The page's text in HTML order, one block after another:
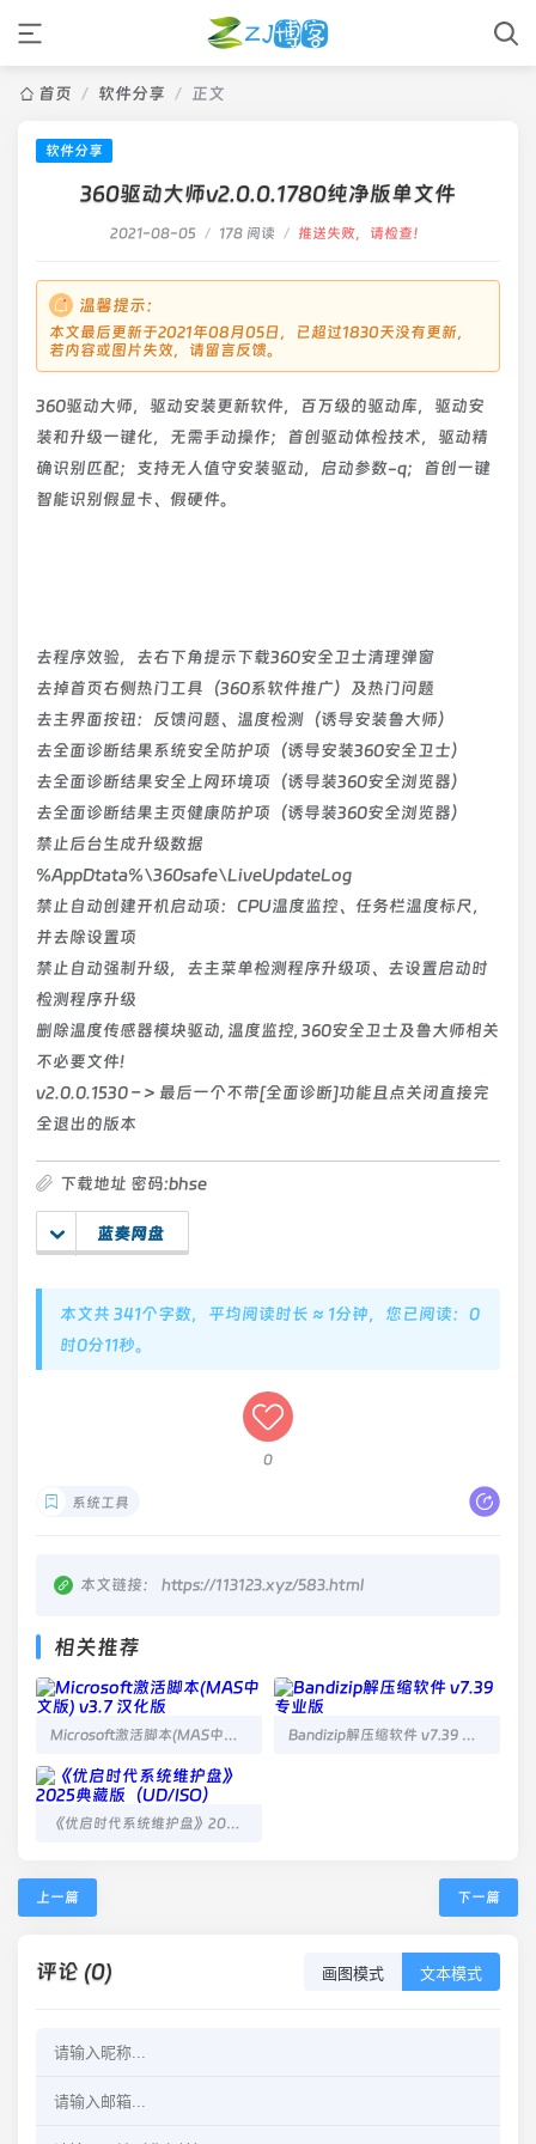
首页 / 软件分享 / 正文
软件分享
360驱动大师v2.0.0.1780纯净版单文件
2021-08-05 / 178 阅读 / 推送失败，请检查！
温馨提示：
本文最后更新于2021年08月05日，已超过1830天没有更新，
若内容或图片失效，请留言反馈。
360驱动大师，驱动安装更新软件，百万级的驱动库，驱动安
装和升级一键化，无需手动操作；首创驱动体检技术，驱动精
确识别匹配；支持无人值守安装驱动，启动参数-q；首创一键
智能识别假显卡、假硬件。
去程序效验，去右下角提示下载360安全卫士清理弹窗
去掉首页右侧热门工具（360系软件推广）及热门问题
去主界面按钮：反馈问题、温度检测（诱导安装鲁大师）
去全面诊断结果系统安全防护项（诱导安装360安全卫士）
去全面诊断结果安全上网环境项（诱导装360安全浏览器）
去全面诊断结果主页健康防护项（诱导装360安全浏览器）
禁止后台生成升级数据
%AppDtata%\360safe\LiveUpdateLog
禁止自动创建开机启动项：CPU温度监控、任务栏温度标尺，
并去除设置项
禁止自动强制升级，去主菜单检测程序升级项、去设置启动时
检测程序升级
删除温度传感器模块驱动, 温度监控, 360安全卫士及鲁大师相关
不必要文件!
v2.0.0.1530 – > 最后一个不带[全面诊断]功能且点关闭直接完
全退出的版本
下载地址 密码:bhse
蓝奏网盘
本文共 341个字数，平均阅读时长 ≈ 1分钟，您已阅读：0
时0分12秒。
0
系统工具
本文链接： https://113123.xyz/583.html
相关推荐
Microsoft激活脚本(MAS中文版) v3.7 汉化版 Bandizip解压缩软件 v7.39 专业版
《优启时代系统维护盘》2025典藏版（UD/ISO）
上一篇 下一篇
评论 (0) 画图模式 文本模式